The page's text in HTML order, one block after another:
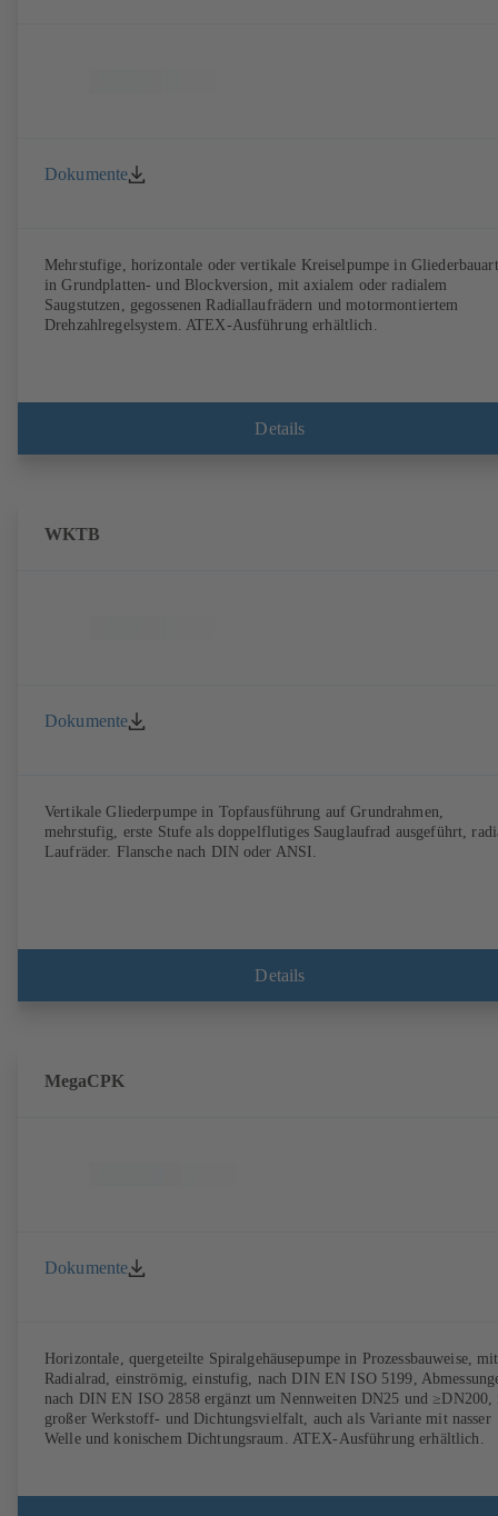
Dokumente
Mehrstufige, horizontale oder vertikale Kreiselpumpe in
in Grundplatten- und Blockversion, mit axialem oder radialem
Saugstutzen, gegossenen Radiallaufrädern und motormontiertem
Drehzahlregelsystem. ATEX-Ausführung erhältlich.
Details
WKTB
Dokumente
Vertikale Gliederpumpe in Topfausführung auf Grundrahmen,
mehrstufig, erste Stufe als doppelflutiges Sauglaufrad ausgeführt,
Laufräder. Flansche nach DIN oder ANSI.
Details
MegaCPK
Dokumente
Horizontale, quergeteilte Spiralgehäusepumpe in Prozessbauweise, mit
Radialrad, einströmig, einstufig, nach DIN EN ISO 5199,
nach DIN EN ISO 2858 ergänzt um Nennweiten DN25 und ≥DN200,
großer Werkstoff- und Dichtungsvielfalt, auch als Variante mit nasser
Welle und konischem Dichtungsraum. ATEX-Ausführung erhältlich.